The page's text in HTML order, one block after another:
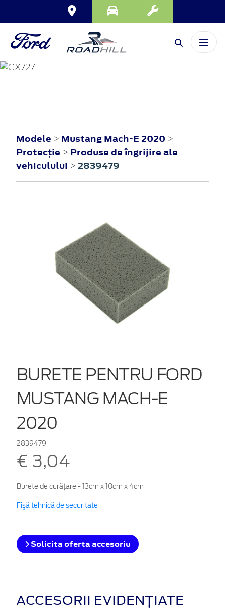
Modele > Mustang Mach-E 2020 >
Protecţie > Produse de îngrijire ale
vehiculului > 2839479
BURETE PENTRU FORD
MUSTANG MACH-E
2020
2839479
€ 3,04
Burete de curățare - 13cm x 10cm x 4cm
Fişă tehnică de securitate
Solicita oferta accesoriu
ACCESORII EVIDENȚIATE